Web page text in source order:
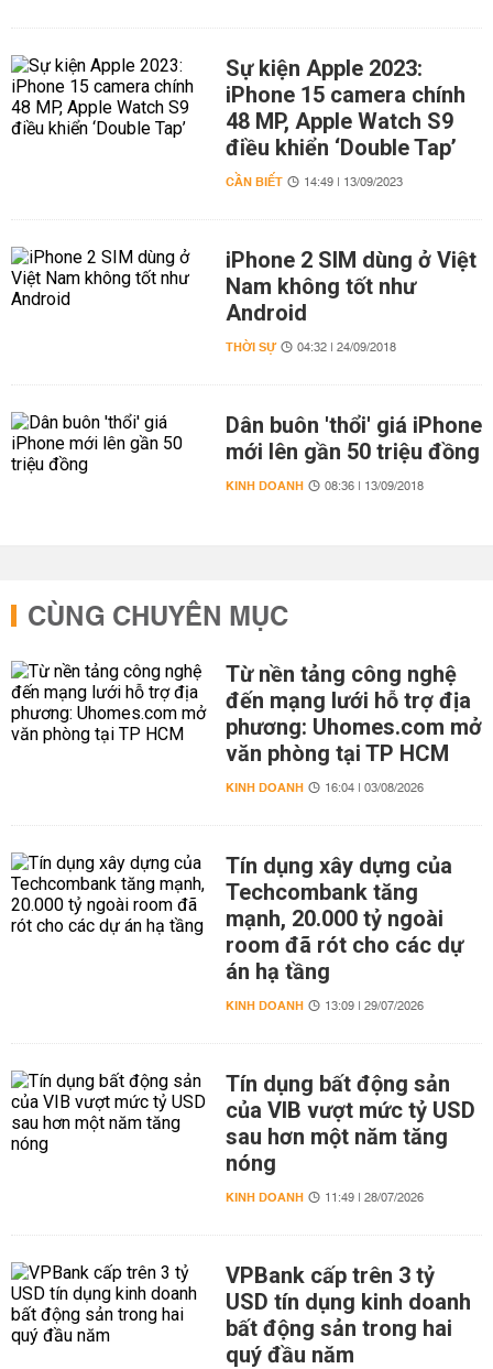
Sự kiện Apple 2023:
iPhone 15 camera chính
48 MP, Apple Watch S9
điều khiển ‘Double Tap’
CẦN BIẾT 14:49 | 13/09/2023
iPhone 2 SIM dùng ở Việt
Nam không tốt như
Android
THỜI SỰ 04:32 | 24/09/2018
Dân buôn 'thổi' giá iPhone
mới lên gần 50 triệu đồng
KINH DOANH 08:36 | 13/09/2018
CÙNG CHUYÊN MỤC
Từ nền tảng công nghệ
đến mạng lưới hỗ trợ địa
phương: Uhomes.com mở
văn phòng tại TP HCM
KINH DOANH 16:04 | 03/08/2026
Tín dụng xây dựng của
Techcombank tăng
mạnh, 20.000 tỷ ngoài
room đã rót cho các dự
án hạ tầng
KINH DOANH 13:09 | 29/07/2026
Tín dụng bất động sản
của VIB vượt mức tỷ USD
sau hơn một năm tăng
nóng
KINH DOANH 11:49 | 28/07/2026
VPBank cấp trên 3 tỷ
USD tín dụng kinh doanh
bất động sản trong hai
quý đầu năm